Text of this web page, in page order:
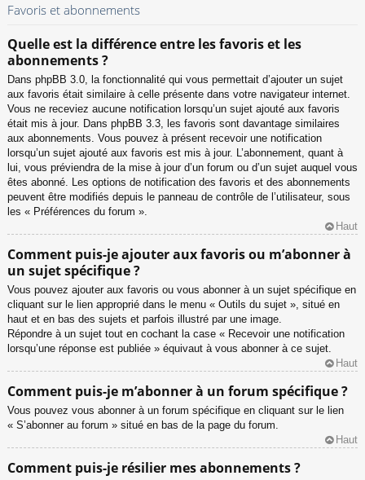
Favoris et abonnements
Quelle est la différence entre les favoris et les
abonnements ?
Dans phpBB 3.0, la fonctionnalité qui vous permettait d’ajouter un sujet
aux favoris était similaire à celle présente dans votre navigateur internet.
Vous ne receviez aucune notification lorsqu’un sujet ajouté aux favoris
était mis à jour. Dans phpBB 3.3, les favoris sont davantage similaires
aux abonnements. Vous pouvez à présent recevoir une notification
lorsqu’un sujet ajouté aux favoris est mis à jour. L’abonnement, quant à
lui, vous préviendra de la mise à jour d’un forum ou d’un sujet auquel vous
êtes abonné. Les options de notification des favoris et des abonnements
peuvent être modifiés depuis le panneau de contrôle de l’utilisateur, sous
les « Préférences du forum ».
Haut
Comment puis-je ajouter aux favoris ou m’abonner à
un sujet spécifique ?
Vous pouvez ajouter aux favoris ou vous abonner à un sujet spécifique en
cliquant sur le lien approprié dans le menu « Outils du sujet », situé en
haut et en bas des sujets et parfois illustré par une image.
Répondre à un sujet tout en cochant la case « Recevoir une notification
lorsqu’une réponse est publiée » équivaut à vous abonner à ce sujet.
Haut
Comment puis-je m’abonner à un forum spécifique ?
Vous pouvez vous abonner à un forum spécifique en cliquant sur le lien
« S’abonner au forum » situé en bas de la page du forum.
Haut
Comment puis-je résilier mes abonnements ?